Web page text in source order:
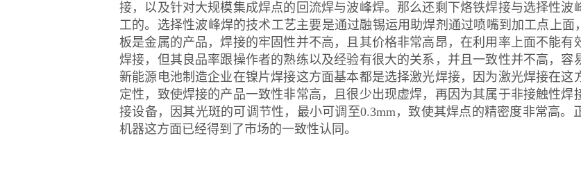
接，以及针对大规模集成焊点的回流焊与波峰焊。那么还剩下烙铁焊接与选择性波
工的。选择性波峰焊的技术工艺主要是通过融锡运用助焊剂通过喷嘴到加工点上
板是金属的产品，焊接的牢固性并不高，且其价格非常高昂，在利用率上面不能
焊接，但其良品率跟操作者的熟练以及经验有很大的关系，并且一致性并不高，
新能源电池制造企业在镍片焊接这方面基本都是选择激光焊接，因为激光焊接在
定性，致使焊接的产品一致性非常高，且很少出现虚焊，再因为其属于非接触性
接设备，因其光斑的可调节性，最小可调至0.3mm，致使其焊点的精密度非常高
机器这方面已经得到了市场的一致性认同。